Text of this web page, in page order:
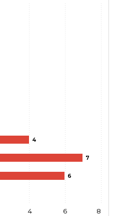
4
7
6
4 6 8